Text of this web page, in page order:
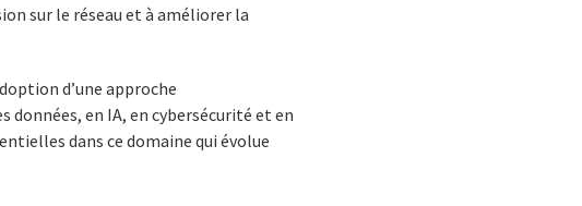
sur le réseau et à améliorer la
d’une approche
données, en IA, en cybersécurité et en
dans ce domaine qui évolue